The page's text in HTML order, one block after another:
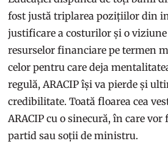
fost justă triplarea pozițiilor din
justificare a costurilor și o
resurselor financiare pe termen
celor pentru care deja
regulă, ARACIP își va pierde și
credibilitate. Toată floarea cea
ARACIP cu o sinecură, în care
partid sau soții de ministru.